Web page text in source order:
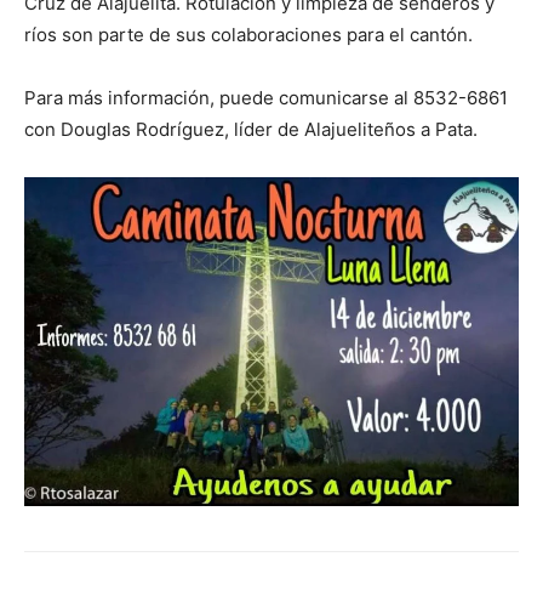
ríos son parte de sus colaboraciones para el cantón.
Para más información, puede comunicarse al 8532-6861
con Douglas Rodríguez, líder de Alajueliteños a Pata.